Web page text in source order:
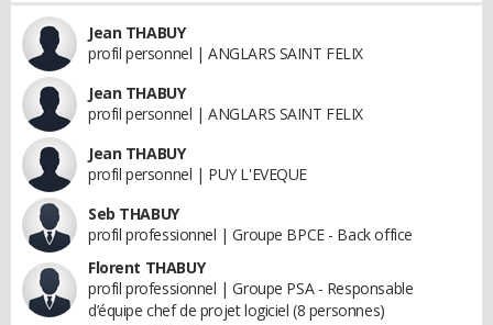
Jean THABUY
profil personnel | ANGLARS SAINT FELIX
Jean THABUY
profil personnel | ANGLARS SAINT FELIX
Jean THABUY
profil personnel | PUY L'EVEQUE
Seb THABUY
profil professionnel | Groupe BPCE - Back office
Florent THABUY
profil professionnel | Groupe PSA - Responsable
d’équipe chef de projet logiciel (8 personnes)